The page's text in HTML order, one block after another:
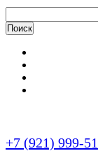
+7 (921) 999-